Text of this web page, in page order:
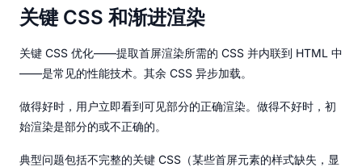
关键 CSS 和渐进渲染
关键 CSS 优化——提取首屏渲染所需的 CSS 并内联到 HTML 中
——是常见的性能技术。其余 CSS 异步加载。
做得好时，用户立即看到可见部分的正确渲染。做得不好时，初
始渲染是部分的或不正确的。
典型问题包括不完整的关键 CSS（某些首屏元素的样式缺失，显